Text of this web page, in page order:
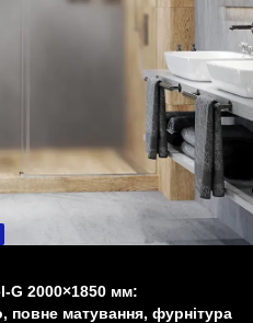
G 2000×1850 мм:
повне матування, фурнітура